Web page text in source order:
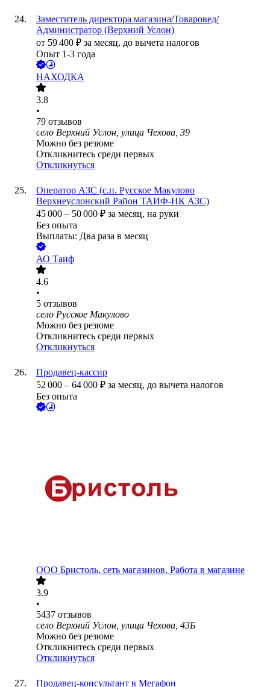
Заместитель директора магазина/Товаровед/
Администратор (Верхний Услон)
от 59 400 ₽ за месяц, до вычета налогов
Опыт 1-3 года
НАХОДКА
3.8
•
79 отзывов
село Верхний Услон, улица Чехова, 39
Можно без резюме
Откликнитесь среди первых
Откликнуться
Оператор АЗС (с.п. Русское Макулово
Верхнеуслонский Район ТАИФ-НК АЗС)
45 000 – 50 000 ₽ за месяц, на руки
Без опыта
Выплаты: Два раза в месяц
АО Таиф
4.6
•
5 отзывов
село Русское Макулово
Можно без резюме
Откликнитесь среди первых
Откликнуться
Продавец-кассир
52 000 – 64 000 ₽ за месяц, до вычета налогов
Без опыта
ООО Бристоль, сеть магазинов, Работа в магазине
3.9
•
5437 отзывов
село Верхний Услон, улица Чехова, 43Б
Можно без резюме
Откликнитесь среди первых
Откликнуться
Продавец-консультант в Мегафон